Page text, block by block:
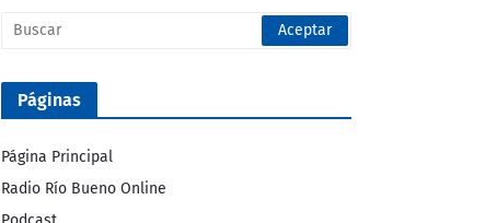
Páginas
Página Principal
Radio Río Bueno Online